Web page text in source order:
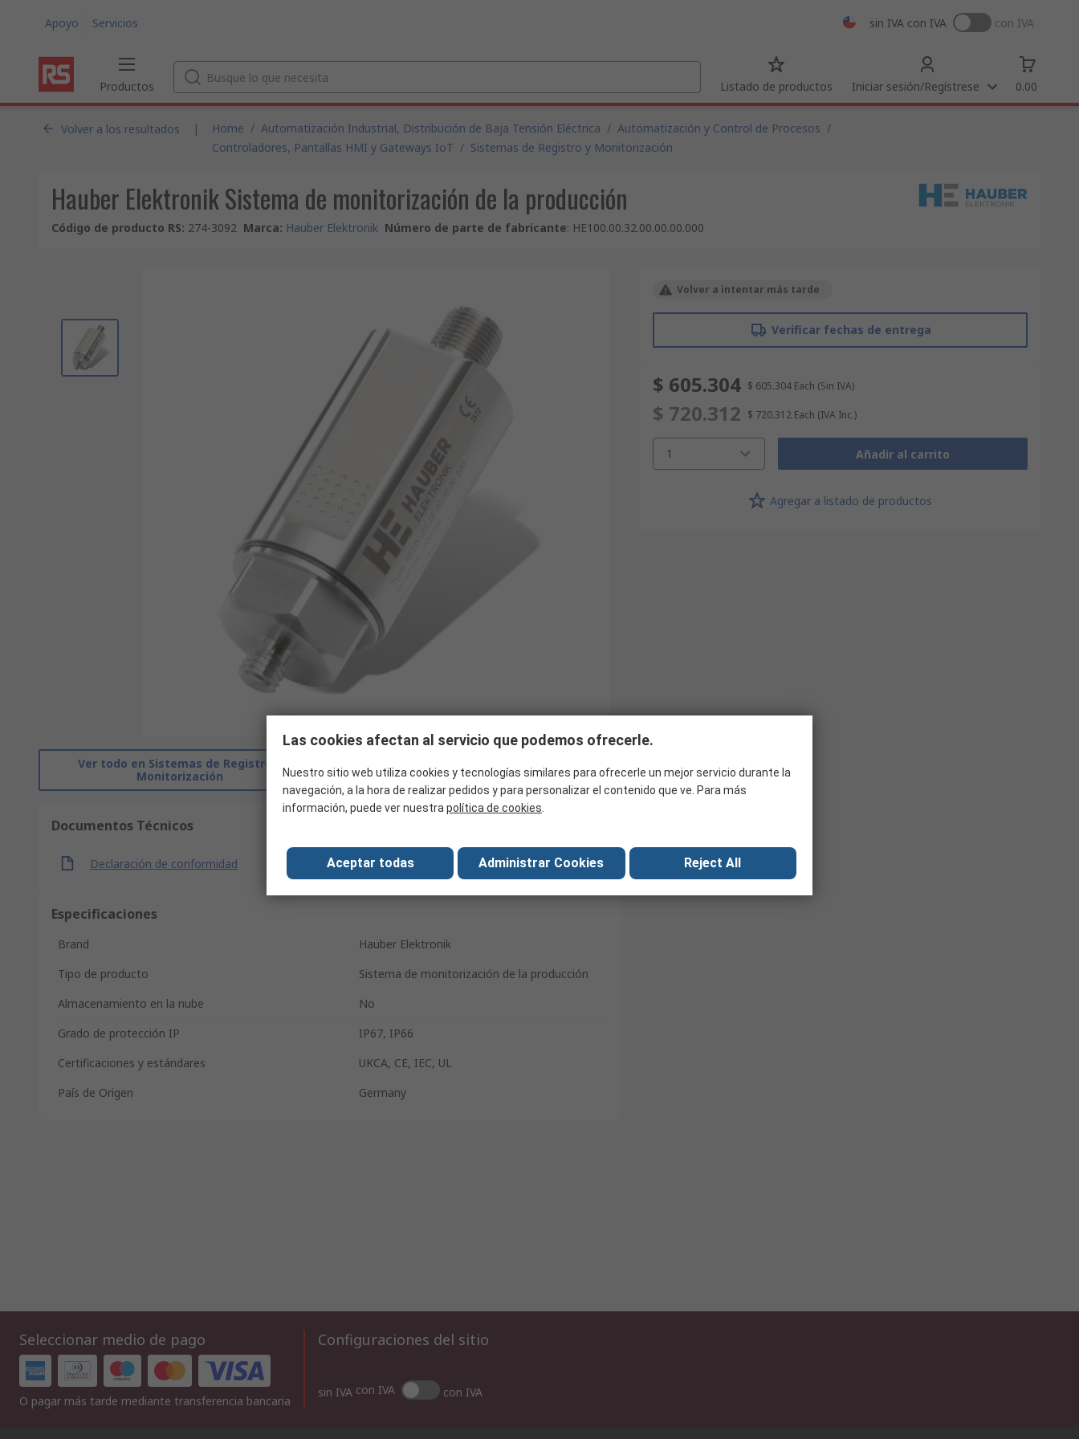
Apoyo Servicios sin IVA con IVA con IVA
Productos Listado de productos Iniciar sesión/Regístrese 0.00
Volver a los resultados | Home / Automatización Industrial, Distribución de Baja Tensión Eléctrica / Automatización y Control de Procesos /
Controladores, Pantallas HMI y Gateways IoT / Sistemas de Registro y Monitorización
Hauber Elektronik Sistema de monitorización de la producción
Código de producto RS: 274-3092 Marca: Hauber Elektronik Número de parte de fabricante: HE100.00.32.00.00.00.000
Ver todo en Sistemas de Registro y
Monitorización
Buscar productos similares
Documentos Técnicos
Declaración de conformidad
Especificaciones
Brand
Hauber Elektronik
Tipo de producto
Sistema de monitorización de la producción
Almacenamiento en la nube
No
Grado de protección IP
IP67, IP66
Certificaciones y estándares
UKCA, CE, IEC, UL
País de Origen
Germany
Volver a intentar más tarde
Verificar fechas de entrega
$ 605.304 $ 605.304 Each (Sin IVA)
$ 720.312 $ 720.312 Each (IVA Inc.)
1 Añadir al carrito
Agregar a listado de productos
Seleccionar medio de pago
O pagar más tarde mediante transferencia bancaria
Configuraciones del sitio
sin IVA con IVA con IVA
Las cookies afectan al servicio que podemos ofrecerle.
Nuestro sitio web utiliza cookies y tecnologías similares para ofrecerle un mejor servicio durante la
navegación, a la hora de realizar pedidos y para personalizar el contenido que ve. Para más
información, puede ver nuestra política de cookies
Aceptar todas Administrar Cookies Reject All